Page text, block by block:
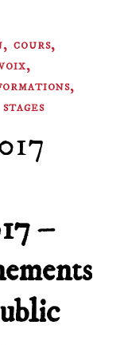
, COURS,
,
,
STAGES
–